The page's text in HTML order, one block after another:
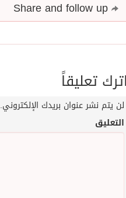
اترك تعليقاً
لن يتم نشر عنوان بريدك الإلكتروني.
التعليق